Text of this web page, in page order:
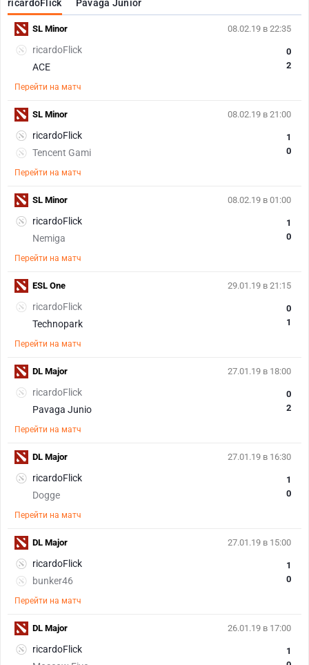
ricardoFlick Pavaga Junior
08.02.19 в 22:35
ricardoFlick
ACE
0
2
Перейти на матч
SL Minor
08.02.19 в 21:00
ricardoFlick
Tencent Gami
1
0
Перейти на матч
SL Minor
08.02.19 в 01:00
ricardoFlick
Nemiga
1
0
Перейти на матч
SL Minor
29.01.19 в 21:15
ricardoFlick
Technopark
0
1
Перейти на матч
ESL One
27.01.19 в 18:00
ricardoFlick
Pavaga Junio
0
2
Перейти на матч
DL Major
27.01.19 в 16:30
ricardoFlick
Dogge
1
0
Перейти на матч
DL Major
27.01.19 в 15:00
ricardoFlick
bunker46
1
0
Перейти на матч
DL Major
26.01.19 в 17:00
ricardoFlick
1
DL Major